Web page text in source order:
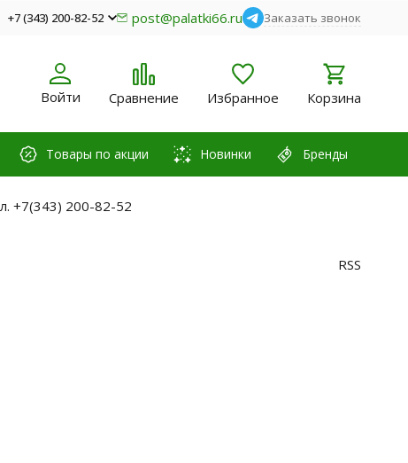
+7 (343) 200-82-52 post@palatki66.ru Заказать звонок
Войти Сравнение Избранное Корзина
Товары по акции Новинки Бренды
+7(343) 200-82-52
RSS